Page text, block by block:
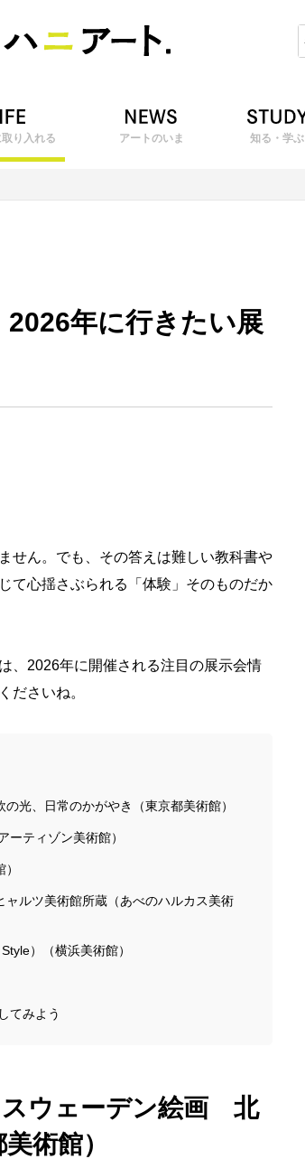
り入れる アートのいま 知る・学ぶ
年に行きたい展
せん。でも、その答えは難しい教科書や
て心揺さぶられる「体験」そのものだか
、2026年に開催される注目の展示会情
ださいね。
光、日常のかがやき（東京都美術館）
ティゾン美術館）
ルツ美術館所蔵（あべのハルカス美術
）（横浜美術館）
てみよう
ウェーデン絵画 北
術館）